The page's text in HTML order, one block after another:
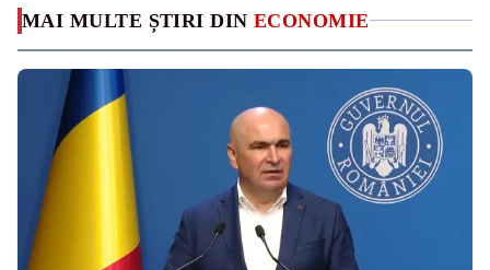
MAI MULTE ȘTIRI DIN ECONOMIE